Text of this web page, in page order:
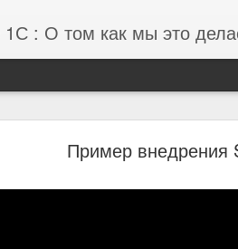
Пример внедрения
1С : О том как мы это
от компании ФОРЭС об